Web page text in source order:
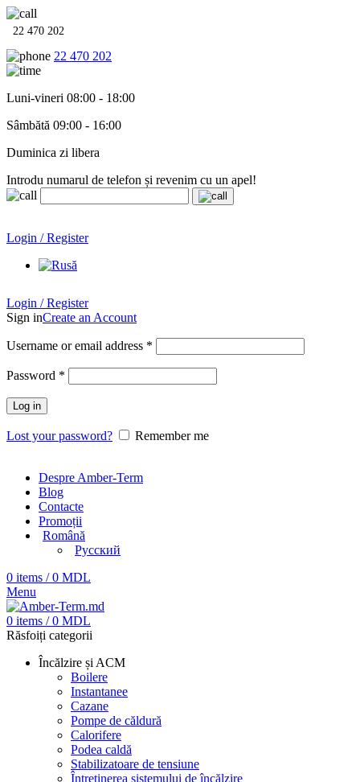
22 470 202
22 470 202
Luni-vineri 08:00 - 18:00
Sâmbătă 09:00 - 16:00
Duminica zi libera
Introdu numarul de telefon și revenim cu un apel!
Login / Register
Login / Register
Sign inCreate an Account
Username or email address *
Password *
Log in
Lost your password? Remember me
Despre Amber-Term
Blog
Contacte
Promoții
Română
Русский
0 items / 0 MDL
Menu
0 items / 0 MDL
Răsfoiți categorii
Încălzire și ACM
Boilere
Instantanee
Cazane
Pompe de căldură
Calorifere
Podea caldă
Stabilizatoare de tensiune
Întreținerea sistemului de încălzire